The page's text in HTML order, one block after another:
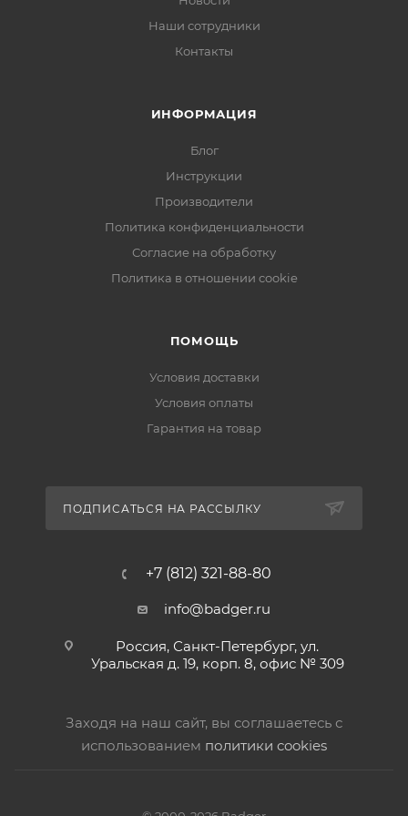
Многофункциональный - это второе имя Большого
Мейбла, независимо от того, обеспечивает ли он
уникальный буксируемый опыт катания или делает
Наши сотрудники
Контакты
ИНФОРМАЦИЯ
Блог
Инструкции
Производители
Политика конфиденциальности
Согласие на обработку
Политика в отношении cookie
ПОМОЩЬ
Условия доставки
Условия оплаты
Гарантия на товар
ПОДПИСАТЬСЯ НА РАССЫЛКУ
+7 (812) 321-88-80
info@badger.ru
Россия, Санкт-Петербург, ул.
Уральская д. 19, корп. 8, офис № 309
Заходя на наш сайт, вы соглашаетесь с
использованием политики cookies